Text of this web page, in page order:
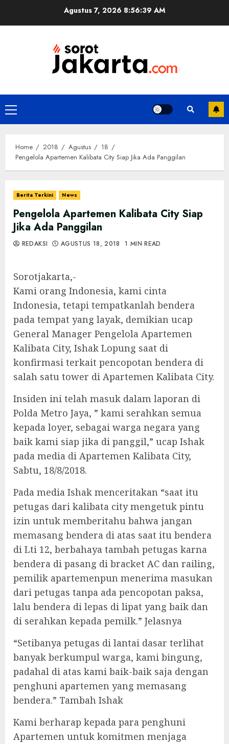
Agustus 7, 2026 8:56:39 AM
Primary
Menu
Home 2018 Agustus
18
Pengelola Apartemen Kalibata City Siap Jika Ada Panggilan
Berita Terkini News
Pengelola Apartemen Kalibata City Siap
Jika Ada Panggilan
REDAKSI AGUSTUS 18, 2018 1 MIN READ
Sorotjakarta,-
Kami orang Indonesia, kami cinta
Indonesia, tetapi tempatkanlah bendera
pada tempat yang layak, demikian ucap
General Manager Pengelola Apartemen
Kalibata City, Ishak Lopung saat di
konfirmasi terkait pencopotan bendera di
salah satu tower di Apartemen Kalibata City.
Insiden ini telah masuk dalam laporan di
Polda Metro Jaya, ” kami serahkan semua
kepada loyer, sebagai warga negara yang
baik kami siap jika di panggil,” ucap Ishak
pada media di Apartemen Kalibata City,
Sabtu, 18/8/2018.
Pada media Ishak menceritakan “saat itu
petugas dari kalibata city mengetuk pintu
izin untuk memberitahu bahwa jangan
memasang bendera di atas saat itu bendera
di Lti 12, berbahaya tambah petugas karna
bendera di pasang di bracket AC dan railing,
pemilik apartemenpun menerima masukan
dari petugas tanpa ada pencopotan paksa,
lalu bendera di lepas di lipat yang baik dan
di serahkan kepada pemilk.” Jelasnya
“Setibanya petugas di lantai dasar terlihat
banyak berkumpul warga, kami bingung,
padahal di atas kami baik-baik saja dengan
penghuni apartemen yang memasang
bendera.” Tambah Ishak
Kami berharap kepada para penghuni
Apartemen untuk komitmen menjaga